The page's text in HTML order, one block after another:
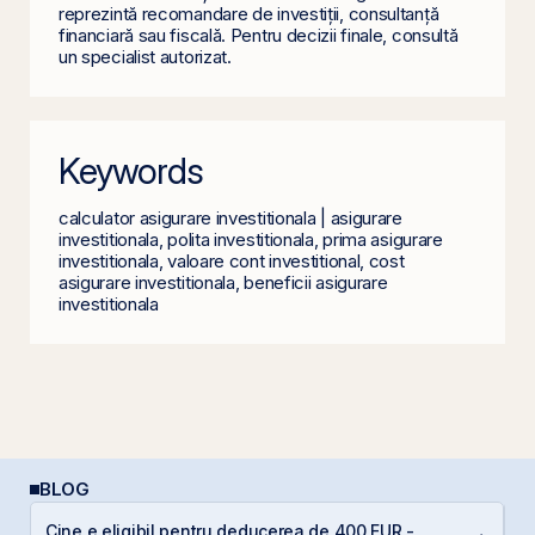
reprezintă recomandare de investiții, consultanță
financiară sau fiscală. Pentru decizii finale, consultă
un specialist autorizat.
Keywords
calculator asigurare investitionala | asigurare
investitionala, polita investitionala, prima asigurare
investitionala, valoare cont investitional, cost
asigurare investitionala, beneficii asigurare
investitionala
BLOG
Cine e eligibil pentru deducerea de 400 EUR -